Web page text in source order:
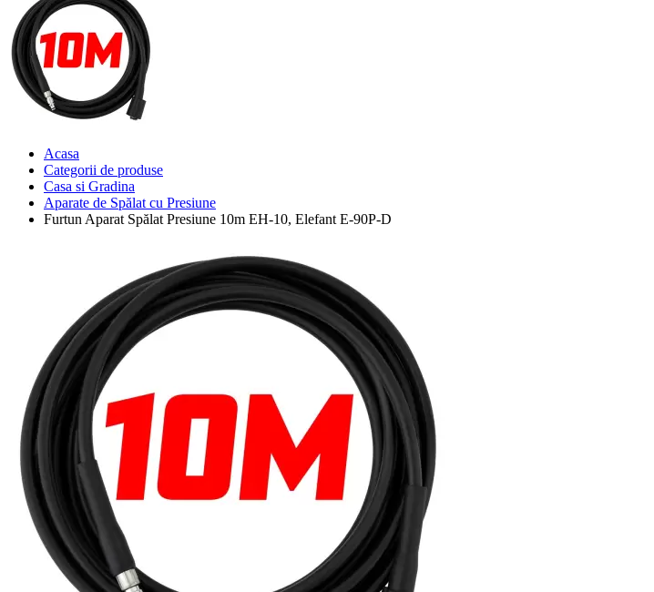
Acasa
Categorii de produse
Casa si Gradina
Aparate de Spălat cu Presiune
Furtun Aparat Spălat Presiune 10m EH-10, Elefant E-90P-D